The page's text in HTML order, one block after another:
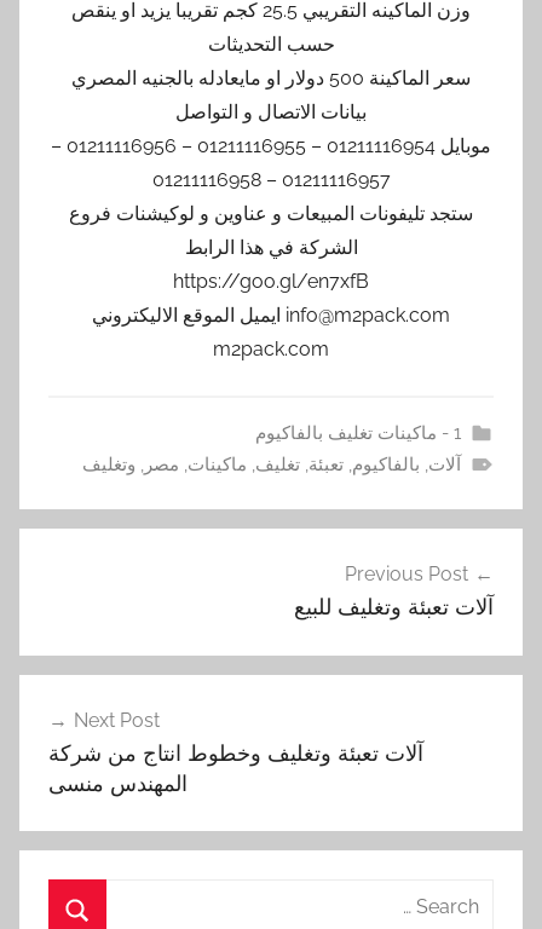
وزن الماكينه التقريبي 25.5 كجم تقريبا يزيد او ينقص
حسب التحديثات
سعر الماكينة 500 دولار او مايعادله بالجنيه المصري
بيانات الاتصال و التواصل
موبايل 01211116954 – 01211116955 – 01211116956 –
01211116957 – 01211116958
ستجد تليفونات المبيعات و عناوين و لوكيشنات فروع
الشركة في هذا الرابط
https://goo.gl/en7xfB
info@m2pack.com ايميل الموقع الاليكتروني
m2pack.com
1 - ماكينات تغليف بالفاكيوم
آلات, بالفاكيوم,تعبئة,تغليف, ماكينات, مصر, وتغليف
المقالات
Previous Post
آلات تعبئة وتغليف للبيع
Next Post
آلات تعبئة وتغليف وخطوط انتاج من شركة
المهندس منسى
Search